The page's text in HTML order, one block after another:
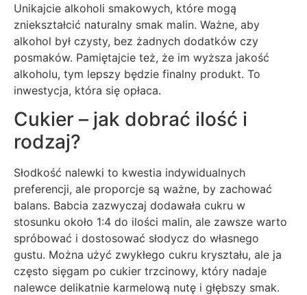
Unikajcie alkoholi smakowych, które mogą
zniekształcić naturalny smak malin. Ważne, aby
alkohol był czysty, bez żadnych dodatków czy
posmaków. Pamiętajcie też, że im wyższa jakość
alkoholu, tym lepszy będzie finalny produkt. To
inwestycja, która się opłaca.
Cukier – jak dobrać ilość i
rodzaj?
Słodkość nalewki to kwestia indywidualnych
preferencji, ale proporcje są ważne, by zachować
balans. Babcia zazwyczaj dodawała cukru w
stosunku około 1:4 do ilości malin, ale zawsze warto
spróbować i dostosować słodycz do własnego
gustu. Można użyć zwykłego cukru kryształu, ale ja
często sięgam po cukier trzcinowy, który nadaje
nalewce delikatnie karmelową nutę i głębszy smak.